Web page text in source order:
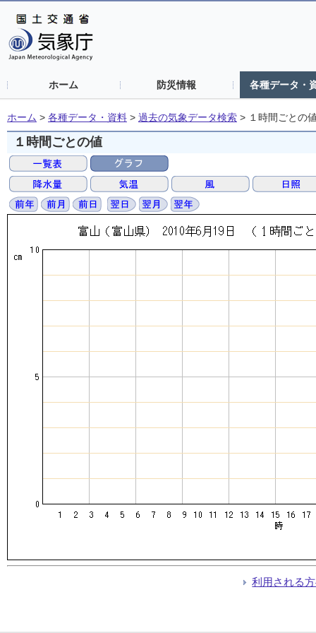
ホーム 防災情報 各種データ・
ホーム > 各種データ・資料 > 過去の気象データ検索 > １時間ごとの
１時間ごとの値
利用される